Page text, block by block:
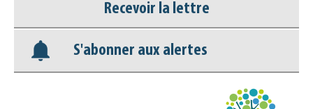
Base documentaire
Nos veilles Scoop.it
Recevoir la lettre
S'abonner aux alertes